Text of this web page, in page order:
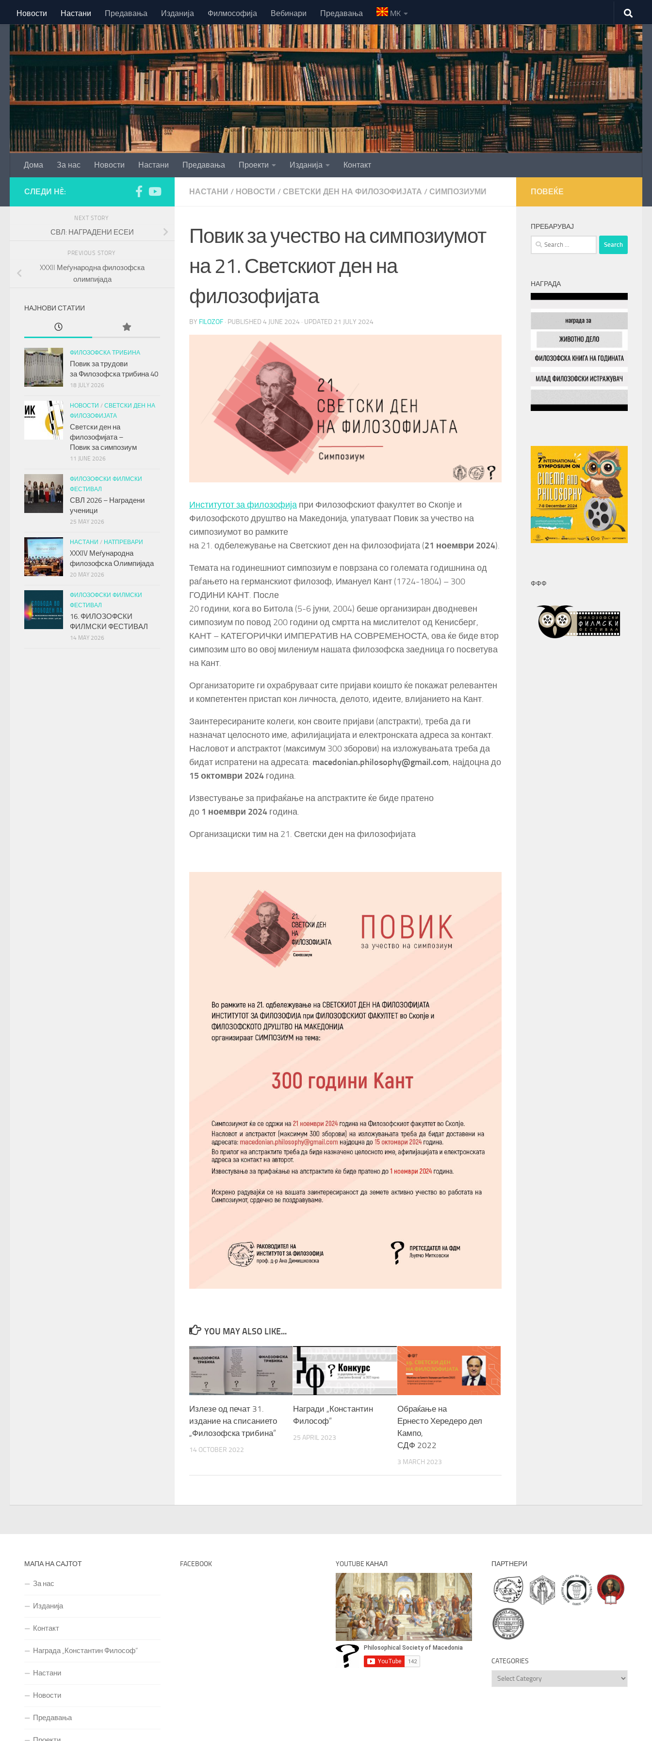
Skip to content
Новости Настани Предавања Изданија Филмософија Вебинари Предавања MK
Дома За нас Новости Настани Предавања Проекти Изданија Контакт
НАСТАНИ / НОВОСТИ / СВЕТСКИ ДЕН НА ФИЛОЗОФИЈАТА / СИМПОЗИУМИ
Повик за учество на симпозиумот
на 21. Светскиот ден на
филозофијата
BY FILOZOF · PUBLISHED 4 JUNE 2024 · UPDATED 21 JULY 2024
Институтот за филозофија при Филозофскиот факултет во Скопје и
Филозофското друштво на Македонија, упатуваат Повик за учество на
симпозиумот во рамките
на 21. одбележување на Светскиот ден на филозофијата (21 ноември 2024).
Темата на годинешниот симпозиум е поврзана со големата годишнина од
раѓањето на германскиот филозоф, Имануел Кант (1724-1804) – 300
ГОДИНИ КАНТ. После
20 години, кога во Битола (5-6 јуни, 2004) беше организиран дводневен
симпозиум по повод 200 години од смртта на мислителот од Кенисберг,
КАНТ – КАТЕГОРИЧКИ ИМПЕРАТИВ НА СОВРЕМЕНОСТА, ова ќе биде втор
симпозим што во овој милениум нашата филозофска заедница го посветува
на Кант.
Организаторите ги охрабруваат сите пријави коишто ќе покажат релевантен
и компетентен пристап кон личноста, делото, идеите, влијанието на Кант.
Заинтересираните колеги, кон своите пријави (апстракти), треба да ги
назначат целосното име, афилијацијата и електронската адреса за контакт.
Насловот и апстрактот (максимум 300 зборови) на изложувањата треба да
бидат испратени на адресата: macedonian.philosophy@gmail.com, најдоцна до
15 октомври 2024 година.
Известување за прифаќање на апстрактите ќе биде пратено
до 1 ноември 2024 година.
Организациски тим на 21. Светски ден на филозофијата
YOU MAY ALSO LIKE...
Излезе од печат 31.
издание на списанието
„Филозофска трибина“
14 OCTOBER 2022
Награди „Константин
Философ“
25 APRIL 2023
Обраќање на
Ернесто Хередеро дел
Кампо,
СДФ 2022
3 MARCH 2023
СЛЕДИ НÈ:
NEXT STORY
СВЛ: НАГРАДЕНИ ЕСЕИ
PREVIOUS STORY
XXXII Меѓународна филозофска
олимпијада
НАЈНОВИ СТАТИИ
ФИЛОЗОФСКА ТРИБИНА
Повик за трудови
заФилозофска трибина40
18 JULY 2026
НОВОСТИ / СВЕТСКИ ДЕН НА
ФИЛОЗОФИЈАТА
Светски ден на
филозофијата –
Повик за симпозиум
11 JUNE 2026
ФИЛОЗОФСКИ ФИЛМСКИ
ФЕСТИВАЛ
СВЛ 2026 – Наградени
ученици
25 MAY 2026
НАСТАНИ / НАТПРЕВАРИ
XXXIV Меѓународна
филозофска Олимпијада
20 MAY 2026
ФИЛОЗОФСКИ ФИЛМСКИ
ФЕСТИВАЛ
16. ФИЛОЗОФСКИ
ФИЛМСКИ ФЕСТИВАЛ
14 MAY 2026
ПОВЕЌЕ
ПРЕБАРУВАЈ
Search
for:
НАГРАДА
ФФФ
МАПА НА САЈТОТ
За нас
Изданија
Контакт
Награда „Константин Философ“
Настани
Новости
Предавања
FACEBOOK YOUTUBE КАНАЛ ПАРТНЕРИ
CATEGORIES
Categories